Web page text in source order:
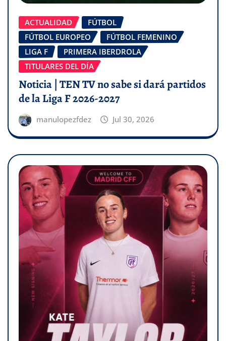
ACTUALIDAD
FÚTBOL
FÚTBOL EUROPEO
FÚTBOL FEMENINO
LIGA F
PRIMERA IBERDROLA
TITULARES DEL DÍA
Noticia | TEN TV no sabe si dará partidos
de la Liga F 2026-2027
manulopezfdez Jul 30, 2026